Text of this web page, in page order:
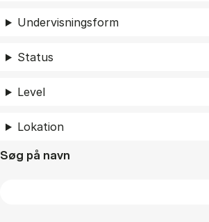
Undervisningsform
Status
Level
Lokation
Søg på navn